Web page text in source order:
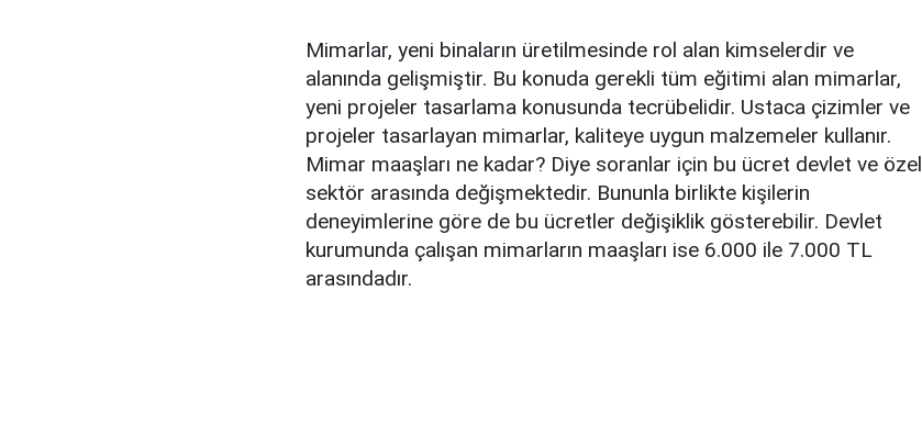
Mimarlar, yeni binaların üretilmesinde rol alan kimselerdir ve
alanında gelişmiştir. Bu konuda gerekli tüm eğitimi alan mimarlar,
yeni projeler tasarlama konusunda tecrübelidir. Ustaca çizimler ve
projeler tasarlayan mimarlar, kaliteye uygun malzemeler kullanır.
Mimar maaşları ne kadar? Diye soranlar için bu ücret devlet ve özel
sektör arasında değişmektedir. Bununla birlikte kişilerin
deneyimlerine göre de bu ücretler değişiklik gösterebilir. Devlet
kurumunda çalışan mimarların maaşları ise 6.000 ile 7.000 TL
arasındadır.